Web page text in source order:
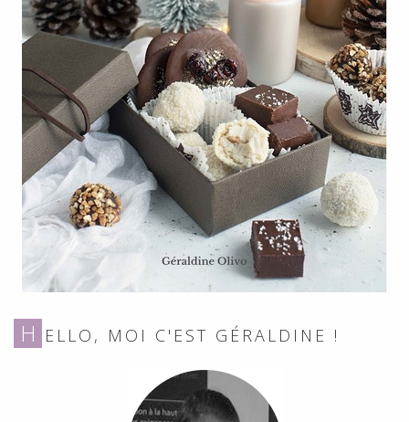
H ELLO, MOI C'EST GÉRALDINE !